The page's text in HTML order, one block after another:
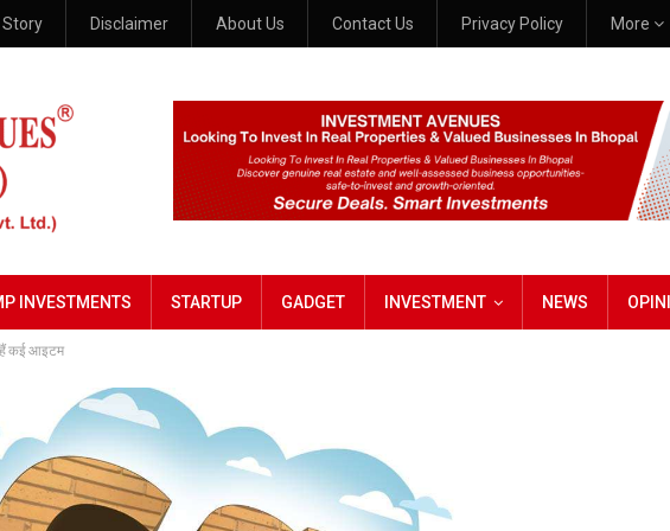
Story Disclaimer About Us Contact Us Privacy Policy More
INVESTMENTS STARTUP GADGET INVESTMENT NEWS
हैं कई आइटम